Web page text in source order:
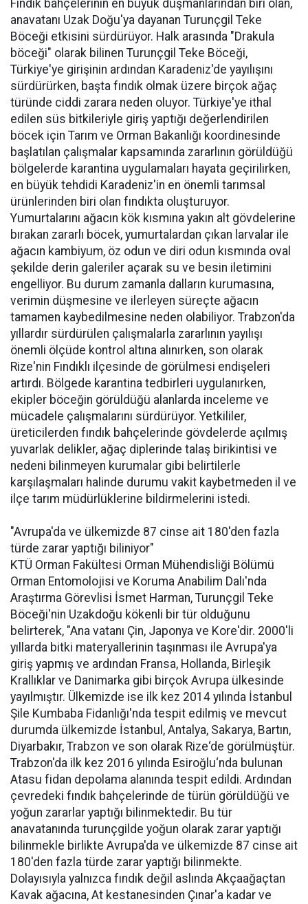
Fındık bahçelerinin en büyük düşmanlarından biri olan,
anavatanı Uzak Doğu'ya dayanan Turunçgil Teke
Böceği etkisini sürdürüyor. Halk arasında "Drakula
böceği" olarak bilinen Turunçgil Teke Böceği,
Türkiye'ye girişinin ardından Karadeniz'de yayılışını
sürdürürken, başta fındık olmak üzere birçok ağaç
türünde ciddi zarara neden oluyor. Türkiye'ye ithal
edilen süs bitkileriyle giriş yaptığı değerlendirilen
böcek için Tarım ve Orman Bakanlığı koordinesinde
başlatılan çalışmalar kapsamında zararlının görüldüğü
bölgelerde karantina uygulamaları hayata geçirilirken,
en büyük tehdidi Karadeniz'in en önemli tarımsal
ürünlerinden biri olan fındıkta oluşturuyor.
Yumurtalarını ağacın kök kısmına yakın alt gövdelerine
bırakan zararlı böcek, yumurtalardan çıkan larvalar ile
ağacın kambiyum, öz odun ve diri odun kısmında oval
şekilde derin galeriler açarak su ve besin iletimini
engelliyor. Bu durum zamanla dalların kurumasına,
verimin düşmesine ve ilerleyen süreçte ağacın
tamamen kaybedilmesine neden olabiliyor. Trabzon'da
yıllardır sürdürülen çalışmalarla zararlının yayılışı
önemli ölçüde kontrol altına alınırken, son olarak
Rize'nin Fındıklı ilçesinde de görülmesi endişeleri
artırdı. Bölgede karantina tedbirleri uygulanırken,
ekipler böceğin görüldüğü alanlarda inceleme ve
mücadele çalışmalarını sürdürüyor. Yetkililer,
üreticilerden fındık bahçelerinde gövdelerde açılmış
yuvarlak delikler, ağaç diplerinde talaş birikintisi ve
nedeni bilinmeyen kurumalar gibi belirtilerle
karşılaşmaları halinde durumu vakit kaybetmeden il ve
ilçe tarım müdürlüklerine bildirmelerini istedi.
"Avrupa'da ve ülkemizde 87 cinse ait 180'den fazla
türde zarar yaptığı biliniyor"
KTÜ Orman Fakültesi Orman Mühendisliği Bölümü
Orman Entomolojisi ve Koruma Anabilim Dalı'nda
Araştırma Görevlisi İsmet Harman, Turunçgil Teke
Böceği'nin Uzakdoğu kökenli bir tür olduğunu
belirterek, "Ana vatanı Çin, Japonya ve Kore'dir. 2000'li
yıllarda bitki materyallerinin taşınması ile Avrupa'ya
giriş yapmış ve ardından Fransa, Hollanda, Birleşik
Krallıklar ve Danimarka gibi birçok Avrupa ülkesinde
yayılmıştır. Ülkemizde ise ilk kez 2014 yılında İstanbul
Şile Kumbaba Fidanlığı'nda tespit edilmiş ve mevcut
durumda ülkemizde İstanbul, Antalya, Sakarya, Bartın,
Diyarbakır, Trabzon ve son olarak Rize‘de görülmüştür.
Trabzon'da ilk kez 2016 yılında Esiroğlu‘nda bulunan
Atasu fidan depolama alanında tespit edildi. Ardından
çevredeki fındık bahçelerinde de türün görüldüğü ve
yoğun zararlar yaptığı bilinmektedir. Bu tür
anavatanında turunçgilde yoğun olarak zarar yaptığı
bilinmekle birlikte Avrupa'da ve ülkemizde 87 cinse ait
180'den fazla türde zarar yaptığı bilinmekte.
Dolayısıyla yalnızca fındık değil aslında Akçaağaçtan
Kavak ağacına, At kestanesinden Çınar'a kadar ve